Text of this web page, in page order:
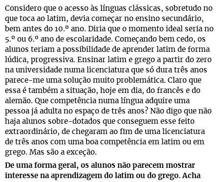
Considero que o acesso às línguas clássicas, sobretudo no
que toca ao latim, devia começar no ensino secundário,
bem antes do 10.º ano. Diria que o momento ideal seria no
5.º ou 6.º ano de escolaridade. Começando bem cedo, os
alunos teriam a possibilidade de aprender latim de forma
lúdica, progressiva. Ensinar latim e grego a partir do zero
na universidade numa licenciatura que só dura três anos
parece-me uma solução muito problemática. Claro que
essa é também a situação, hoje em dia, do francês e do
alemão. Que competência numa língua adquire uma
pessoa já adulta no espaço de três anos? Não digo que não
haja alunos sobre-dotados que conseguem esse feito
extraordinário, de chegaram ao fim de uma licenciatura
de três anos com uma boa competência em latim ou em
grego. Mas são a exceção.
De uma forma geral, os alunos não parecem mostrar
interesse na aprendizagem do latim ou do grego. Acha